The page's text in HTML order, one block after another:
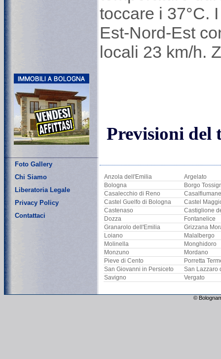
Foto Gallery
Chi Siamo
Liberatoria Legale
Privacy Policy
Contattaci
toccare i 37°C.
Est-Nord-Est
locali 23 km/h.
Previsioni del
Anzola dell'Emilia
Argelato
Bologna
Borgo
Casalecchio di Reno
Castel Guelfo di Bologna
Castel
Castenaso
Castiglione
Dozza
Fontanelice
Granarolo dell'Emilia
Grizzana
Loiano
Malalbergo
Molinella
Monghidoro
Monzuno
Mordano
Pieve di Cento
Porretta
San Giovanni in Persiceto
San Lazzaro
Savigno
Vergato
©